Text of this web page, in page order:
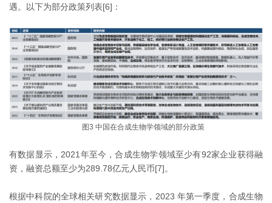
遇。以下为部分政策列表[6]：
图3 中国在合成生物学领域的部分政策
有数据显示，2021年至今，合成生物学领域至少有92家企业获得融
资，融资总额至少为289.78亿元人民币[7]。
根据中科院的全球相关研究数据显示，2023 年第一季度，合成生物